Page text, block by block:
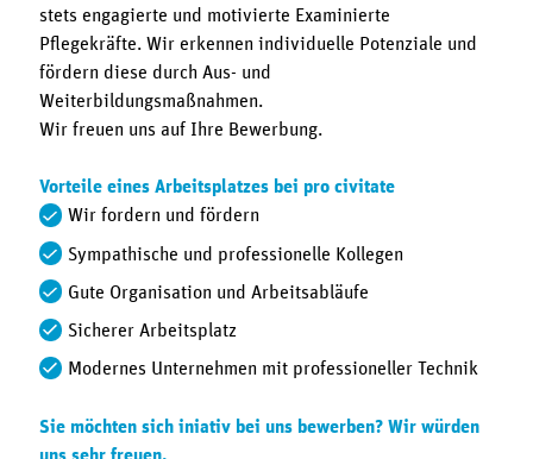
stets engagierte und motivierte Examinierte
Pflegekräfte. Wir erkennen individuelle Potenziale und
fördern diese durch Aus- und
Weiterbildungsmaßnahmen.
Wir freuen uns auf Ihre Bewerbung.
Vorteile eines Arbeitsplatzes bei pro civitate
Wir fordern und fördern
Sympathische und professionelle Kollegen
Gute Organisation und Arbeitsabläufe
Sicherer Arbeitsplatz
Modernes Unternehmen mit professioneller Technik
Sie möchten sich iniativ bei uns bewerben? Wir würden
uns sehr freuen.